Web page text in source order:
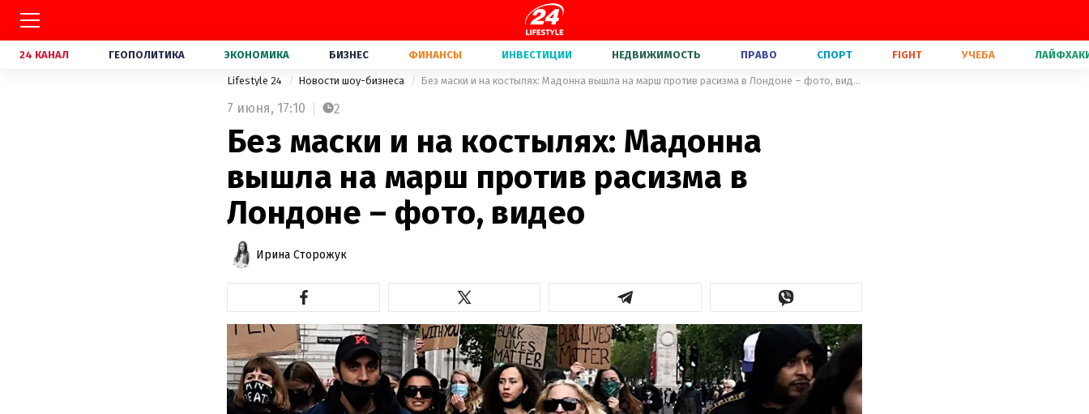
24 КАНАЛ ГЕОПОЛИТИКА ЭКОНОМИКА БИЗНЕС ФИНАНСЫ ИНВЕСТИЦИИ НЕДВИЖИМОСТЬ ПРАВО СПОРТ FIGHT УЧЕБА
Lifestyle 24 Новости шоу-бизнеса Без маски и на костылях: Мадонна вышла на марш против расизма в Лондоне – фото, видео
7 июня, 17:10 2
Без маски и на костылях: Мадонна
вышла на марш против расизма в
Лондоне – фото, видео
Ирина Сторожук